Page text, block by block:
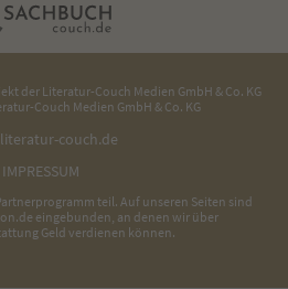
derLiteratur-Couch Medien GmbH & Co. KG
Couch Medien GmbH & Co. KG
couch.de
IMPRESSUM
teil. Auf unseren Seiten sind
eingebunden, an denen wir über
Geld verdienen können.